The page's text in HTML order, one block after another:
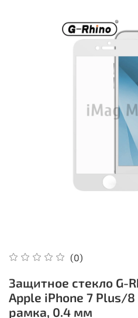
(0)
Защитное стекло G-
Apple iPhone 7 Plus/8
рамка, 0.4 мм